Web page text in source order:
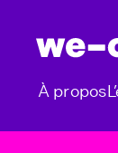
À propos